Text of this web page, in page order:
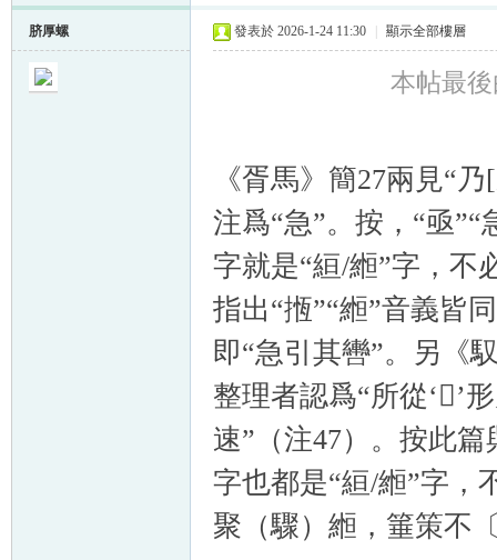
脐厚螺 發表於 2026-1-24 11:30 顯示全部樓層
本帖最
《胥馬》簡27兩見“
注爲“急”。按，“亟
字就是“絙/縆”字，不
指出“揯”“縆”音義皆
即“急引其轡”。另《
整理者認爲“所從‘𠄨’
速”（注47）。按此篇
字也都是“絙/縆”字，
聚（驟）縆，箠策不